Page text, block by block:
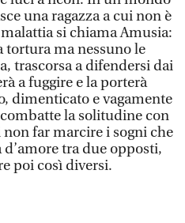
una ragazza a cui non è
si chiama Amusia:
tortura ma nessuno le
trascorsa a difendersi dai
a fuggire e la porterà
dimenticato e vagamente
la solitudine con
far marcire i sogni che
tra due opposti,
poi così diversi.